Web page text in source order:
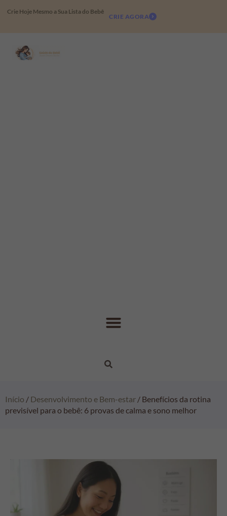
Crie Hoje Mesmo a Sua Lista do Bebê
CRIE AGORA
Início / Desenvolvimento e Bem-estar / Benefícios da rotina
previsível para o bebê: 6 provas de calma e sono melhor